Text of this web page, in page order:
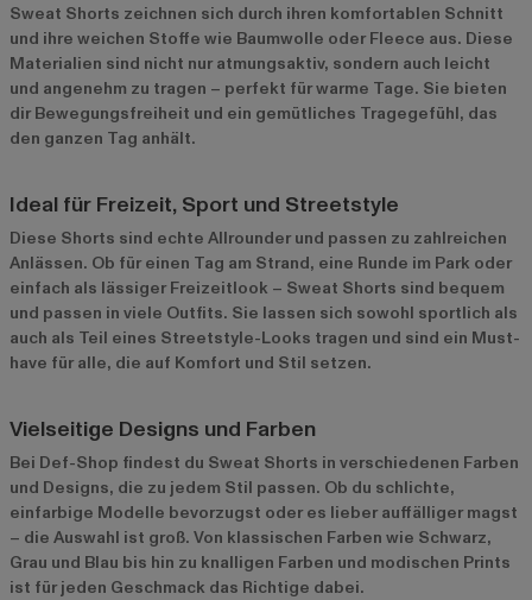
Sweat Shorts zeichnen sich durch ihren komfortablen Schnitt
und ihre weichen Stoffe wie Baumwolle oder Fleece aus. Diese
Materialien sind nicht nur atmungsaktiv, sondern auch leicht
und angenehm zu tragen – perfekt für warme Tage. Sie bieten
dir Bewegungsfreiheit und ein gemütliches Tragegefühl, das
den ganzen Tag anhält.
Ideal für Freizeit, Sport und Streetstyle
Diese Shorts sind echte Allrounder und passen zu zahlreichen
Anlässen. Ob für einen Tag am Strand, eine Runde im Park oder
einfach als lässiger Freizeitlook – Sweat Shorts sind bequem
und passen in viele Outfits. Sie lassen sich sowohl sportlich als
auch als Teil eines Streetstyle-Looks tragen und sind ein Must-
have für alle, die auf Komfort und Stil setzen.
Vielseitige Designs und Farben
Bei Def-Shop findest du Sweat Shorts in verschiedenen Farben
und Designs, die zu jedem Stil passen. Ob du schlichte,
einfarbige Modelle bevorzugst oder es lieber auffälliger magst
– die Auswahl ist groß. Von klassischen Farben wie Schwarz,
Grau und Blau bis hin zu knalligen Farben und modischen Prints
ist für jeden Geschmack das Richtige dabei.